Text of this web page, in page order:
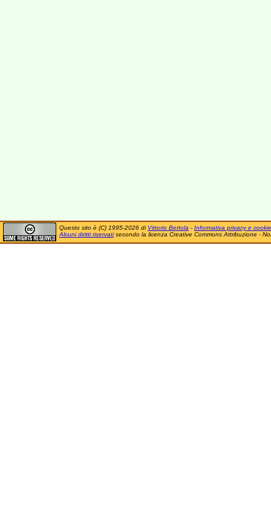
Questo sito è (C) 1995-2026 di Vittorio Bertola - Informativa privacy e cookie
Alcuni diritti riservatisecondo la licenza Creative Commons Attribuzione -